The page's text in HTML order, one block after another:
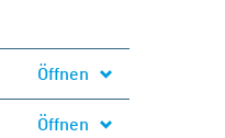
Öffnen
Öffnen